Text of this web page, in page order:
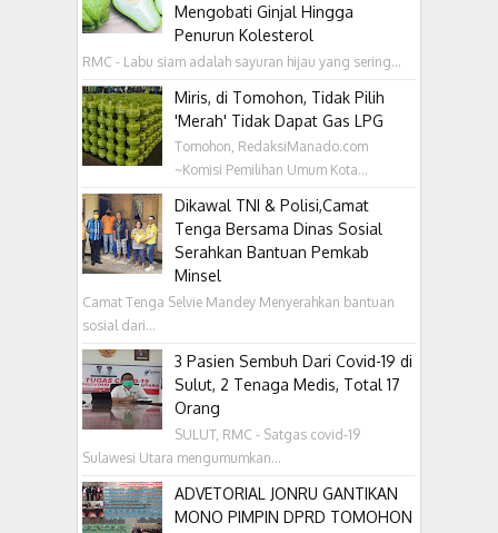
Mengobati Ginjal Hingga
Penurun Kolesterol
RMC - Labu siam adalah sayuran hijau yang sering...
Miris, di Tomohon, Tidak Pilih
'Merah' Tidak Dapat Gas LPG
Tomohon, RedaksiManado.com
~Komisi Pemilihan Umum Kota...
Dikawal TNI & Polisi,Camat
Tenga Bersama Dinas Sosial
Serahkan Bantuan Pemkab
Minsel
Camat Tenga Selvie Mandey Menyerahkan bantuan
sosial dari...
3 Pasien Sembuh Dari Covid-19 di
Sulut, 2 Tenaga Medis, Total 17
Orang
SULUT, RMC - Satgas covid-19
Sulawesi Utara mengumumkan...
ADVETORIAL JONRU GANTIKAN
MONO PIMPIN DPRD TOMOHON